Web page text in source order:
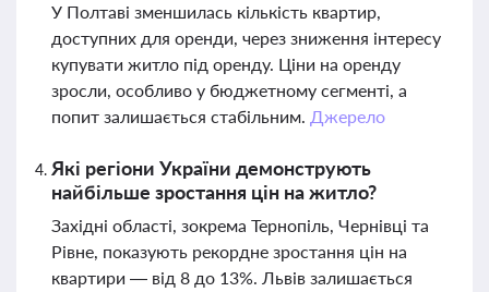
У Полтаві зменшилась кількість квартир,
доступних для оренди, через зниження інтересу
купувати житло під оренду. Ціни на оренду
зросли, особливо у бюджетному сегменті, а
попит залишається стабільним. Джерело
Які регіони України демонструють
найбільше зростання цін на житло?
Західні області, зокрема Тернопіль, Чернівці та
Рівне, показують рекордне зростання цін на
квартири — від 8 до 13%. Львів залишається